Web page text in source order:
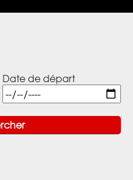
Date de départ